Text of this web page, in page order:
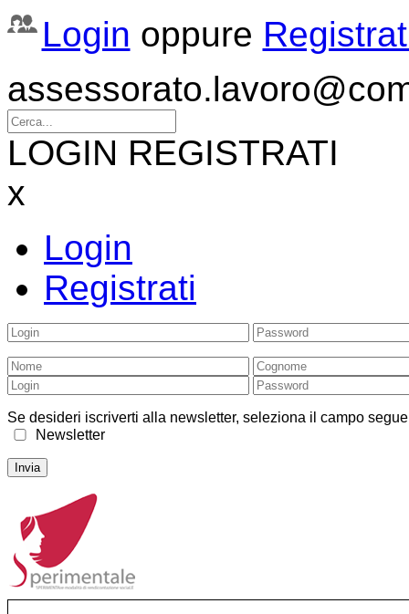
Login oppure
LOGIN REGISTRATI
x
Login
Registrati
Se desideri iscriverti alla newsletter, seleziona il campo
Newsletter